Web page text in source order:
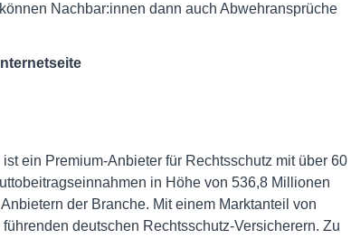
Nachbar:innen dann auch Abwehransprüche
ein Premium-Anbieter für Rechtsschutz mit über 60
in Höhe von 536,8 Millionen
der Branche. Mit einem Marktanteil von
deutschen Rechtsschutz-Versicherern. Zu